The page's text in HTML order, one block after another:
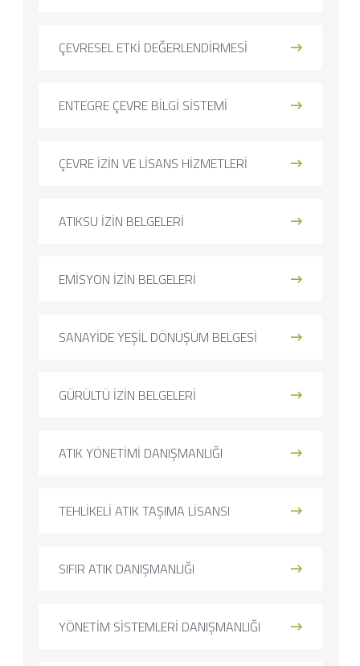
ÇEVRESEL ETKİ DEĞERLENDİRMESİ
ENTEGRE ÇEVRE BİLGİ SİSTEMİ
ÇEVRE İZİN VE LİSANS HİZMETLERİ
ATIKSU İZİN BELGELERİ
EMİSYON İZİN BELGELERİ
SANAYİDE YEŞİL DÖNÜŞÜM BELGESİ
GÜRÜLTÜ İZİN BELGELERİ
ATIK YÖNETİMİ DANIŞMANLIĞI
TEHLİKELİ ATIK TAŞIMA LİSANSI
SIFIR ATIK DANIŞMANLIĞI
YÖNETİM SİSTEMLERİ DANIŞMANLIĞI